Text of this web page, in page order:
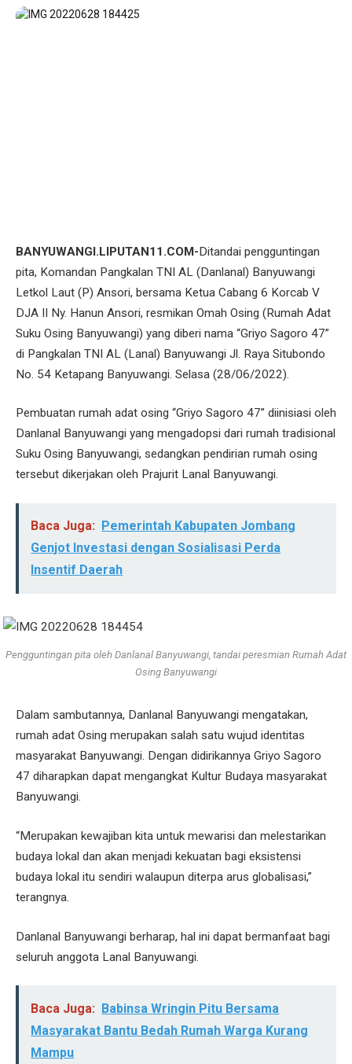
BANYUWANGI.LIPUTAN11.COM-Ditandai pengguntingan
pita, Komandan Pangkalan TNI AL (Danlanal) Banyuwangi
Letkol Laut (P) Ansori, bersama Ketua Cabang 6 Korcab V
DJA II Ny. Hanun Ansori, resmikan Omah Osing (Rumah Adat
Suku Osing Banyuwangi) yang diberi nama “Griyo Sagoro 47”
di Pangkalan TNI AL (Lanal) Banyuwangi Jl. Raya Situbondo
No. 54 Ketapang Banyuwangi. Selasa (28/06/2022).
Pembuatan rumah adat osing “Griyo Sagoro 47” diinisiasi oleh
Danlanal Banyuwangi yang mengadopsi dari rumah tradisional
Suku Osing Banyuwangi, sedangkan pendirian rumah osing
tersebut dikerjakan oleh Prajurit Lanal Banyuwangi.
Baca Juga:
Pemerintah Kabupaten Jombang
Genjot Investasi dengan Sosialisasi Perda
Insentif Daerah
Pengguntingan pita oleh Danlanal Banyuwangi, tandai peresmian Rumah Adat
Osing Banyuwangi
Dalam sambutannya, Danlanal Banyuwangi mengatakan,
rumah adat Osing merupakan salah satu wujud identitas
masyarakat Banyuwangi. Dengan didirikannya Griyo Sagoro
47 diharapkan dapat mengangkat Kultur Budaya masyarakat
Banyuwangi.
“Merupakan kewajiban kita untuk mewarisi dan melestarikan
budaya lokal dan akan menjadi kekuatan bagi eksistensi
budaya lokal itu sendiri walaupun diterpa arus globalisasi,”
terangnya.
Danlanal Banyuwangi berharap, hal ini dapat bermanfaat bagi
seluruh anggota Lanal Banyuwangi.
Baca Juga: Babinsa Wringin Pitu Bersama
Masyarakat Bantu Bedah Rumah Warga Kurang
Mampu